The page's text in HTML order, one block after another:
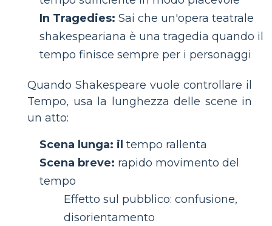
In Tragedies: Sai che un'opera teatrale
shakespeariana è una tragedia quando il
tempo finisce sempre per i personaggi
Quando Shakespeare vuole controllare il
Tempo, usa la lunghezza delle scene in
un atto:
Scena lunga: il tempo rallenta
Scena breve: rapido movimento del
tempo
Effetto sul pubblico: confusione,
disorientamento